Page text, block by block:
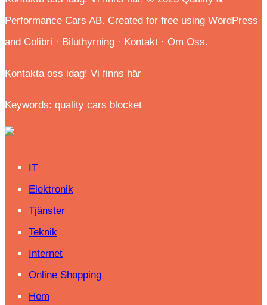
Performance Cars AB. Created for free using WordPress
and Colibri · Biluthyrning · Kontakt · Om Oss.
Kontakta oss idag! Vi finns här
Keywords: quality cars blocket
IT
Elektronik
Tjänster
Teknik
Internet
Online Shopping
Hem